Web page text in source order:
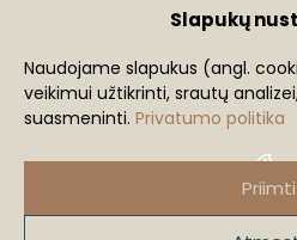
Slapukų
Naudojame slapukus (angl.
veikimui užtikrinti, srautų
suasmeninti. Privatumo politika
Priimti
Žingsnis iš
+370 686
Klientų